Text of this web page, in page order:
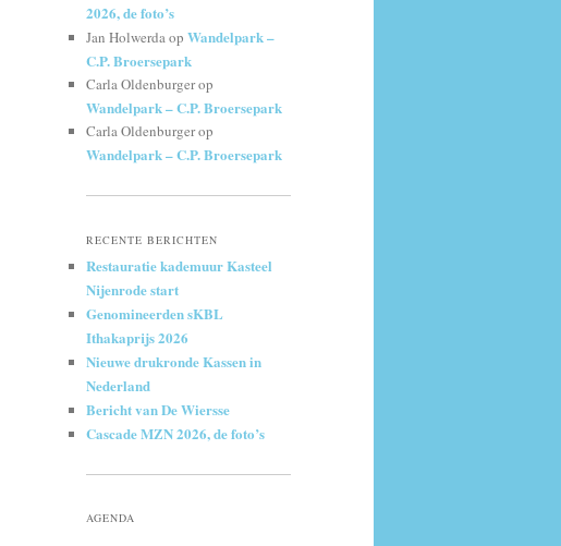
2026, de foto’s
Jan Holwerdaop Wandelpark –
C.P. Broersepark
Carla Oldenburgerop
Wandelpark – C.P. Broersepark
Carla Oldenburgerop
Wandelpark – C.P. Broersepark
RECENTE BERICHTEN
Restauratie kademuur Kasteel
Nijenrode start
Genomineerden sKBL
Ithakaprijs 2026
Nieuwe drukronde Kassen in
Nederland
Bericht van De Wiersse
Cascade MZN 2026, de foto’s
AGENDA